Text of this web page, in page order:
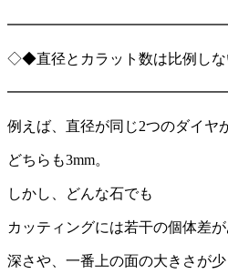
◇◆直径とカラット数は比例し
例えば、直径が同じ2つのダイヤ
どちらも3mm。
しかし、どんな石でも
カッティングには若干の個体差が
深さや、一番上の面の大きさが